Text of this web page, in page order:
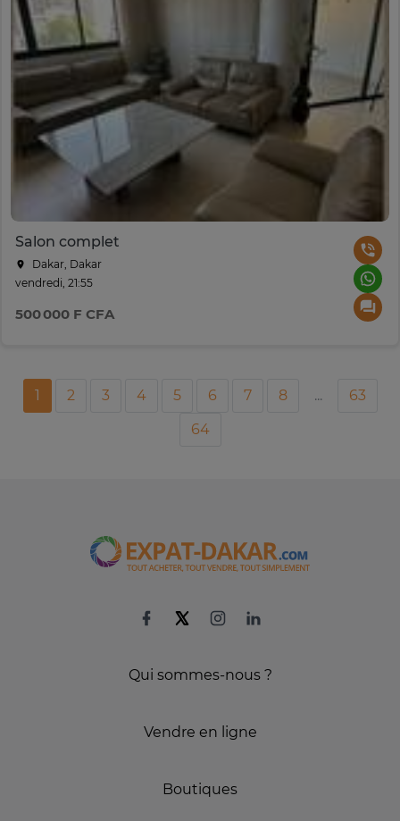
Salon complet
Dakar, Dakar
vendredi, 21:55
500 000 F CFA
1 2 3 4 5 6 7 8 ...
63
64
Qui sommes-nous ?
Vendre en ligne
Boutiques